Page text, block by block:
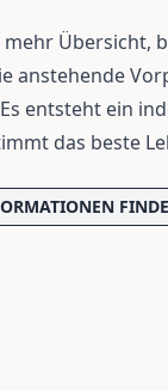
Übersicht,
anstehende
entsteht ein
das beste